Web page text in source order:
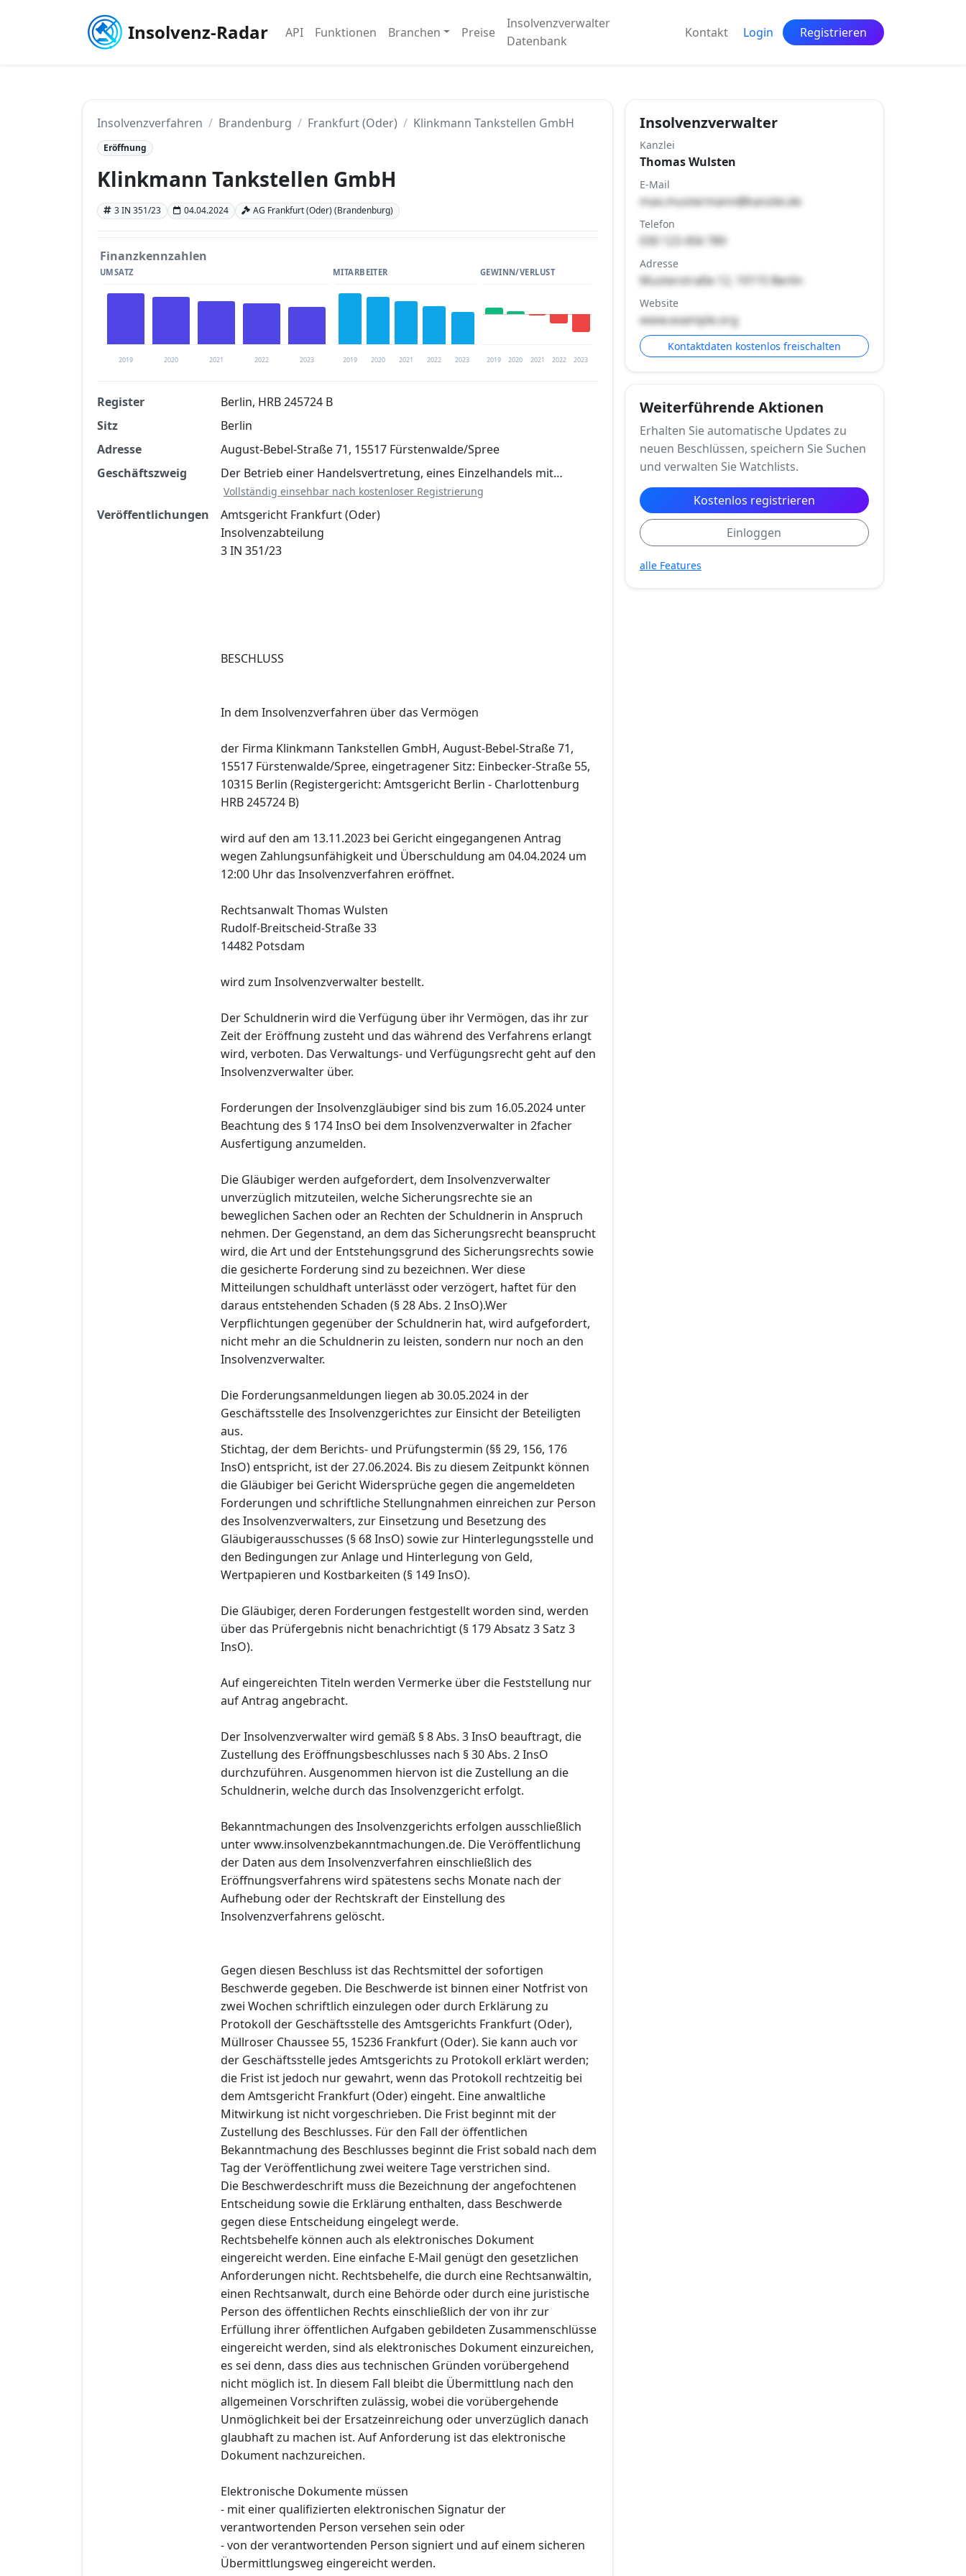
Insolvenz-Radar API Funktionen Branchen Preise
Insolvenzverwalter
Datenbank
Kontakt Login Registrieren
Insolvenzverfahren Brandenburg Frankfurt (Oder) Klinkmann Tankstellen GmbH
Eröffnung
Klinkmann Tankstellen GmbH
3 IN 351/23 04.04.2024 AG Frankfurt (Oder) (Brandenburg)
Finanzkennzahlen
UMSATZ
2019 2020 2021 2022 2023
MITARBEITER
2019 2020 2021 2022 2023
GEWINN/VERLUST
2019 2020 2021 2022 2023
Finanzkennzahlen nach kostenloser Registrierung verfügbar
Jetzt kostenlos registrieren
Register
Berlin, HRB 245724 B
Sitz
Berlin
Adresse
August-Bebel-Straße 71, 15517 Fürstenwalde/Spree
Geschäftszweig
Der Betrieb einer Handelsvertretung, eines Einzelhandels mit…
Vollständig einsehbar nach kostenloser Registrierung
Veröffentlichungen
Amtsgericht Frankfurt (Oder)
Insolvenzabteilung
3 IN 351/23
BESCHLUSS
In dem Insolvenzverfahren über das Vermögen
der Firma Klinkmann Tankstellen GmbH, August-Bebel-Straße 71,
15517 Fürstenwalde/Spree, eingetragener Sitz: Einbecker-Straße 55,
10315 Berlin (Registergericht: Amtsgericht Berlin - Charlottenburg
HRB 245724 B)
wird auf den am 13.11.2023 bei Gericht eingegangenen Antrag
wegen Zahlungsunfähigkeit und Überschuldung am 04.04.2024 um
12:00 Uhr das Insolvenzverfahren eröffnet.
Rechtsanwalt Thomas Wulsten
Rudolf-Breitscheid-Straße 33
14482 Potsdam
wird zum Insolvenzverwalter bestellt.
Der Schuldnerin wird die Verfügung über ihr Vermögen, das ihr zur
Zeit der Eröffnung zusteht und das während des Verfahrens erlangt
wird, verboten. Das Verwaltungs- und Verfügungsrecht geht auf den
Insolvenzverwalter über.
Forderungen der Insolvenzgläubiger sind bis zum 16.05.2024 unter
Beachtung des § 174 InsO bei dem Insolvenzverwalter in 2facher
Ausfertigung anzumelden.
Die Gläubiger werden aufgefordert, dem Insolvenzverwalter
unverzüglich mitzuteilen, welche Sicherungsrechte sie an
beweglichen Sachen oder an Rechten der Schuldnerin in Anspruch
nehmen. Der Gegenstand, an dem das Sicherungsrecht beansprucht
wird, die Art und der Entstehungsgrund des Sicherungsrechts sowie
die gesicherte Forderung sind zu bezeichnen. Wer diese
Mitteilungen schuldhaft unterlässt oder verzögert, haftet für den
daraus entstehenden Schaden (§ 28 Abs. 2 InsO).Wer
Verpflichtungen gegenüber der Schuldnerin hat, wird aufgefordert,
nicht mehr an die Schuldnerin zu leisten, sondern nur noch an den
Insolvenzverwalter.
Die Forderungsanmeldungen liegen ab 30.05.2024 in der
Geschäftsstelle des Insolvenzgerichtes zur Einsicht der Beteiligten
aus.
Stichtag, der dem Berichts- und Prüfungstermin (§§ 29, 156, 176
InsO) entspricht, ist der 27.06.2024. Bis zu diesem Zeitpunkt können
die Gläubiger bei Gericht Widersprüche gegen die angemeldeten
Forderungen und schriftliche Stellungnahmen einreichen zur Person
des Insolvenzverwalters, zur Einsetzung und Besetzung des
Gläubigerausschusses (§ 68 InsO) sowie zur Hinterlegungsstelle und
den Bedingungen zur Anlage und Hinterlegung von Geld,
Wertpapieren und Kostbarkeiten (§ 149 InsO).
Die Gläubiger, deren Forderungen festgestellt worden sind, werden
über das Prüfergebnis nicht benachrichtigt (§ 179 Absatz 3 Satz 3
InsO).
Auf eingereichten Titeln werden Vermerke über die Feststellung nur
auf Antrag angebracht.
Der Insolvenzverwalter wird gemäß § 8 Abs. 3 InsO beauftragt, die
Zustellung des Eröffnungsbeschlusses nach § 30 Abs. 2 InsO
durchzuführen. Ausgenommen hiervon ist die Zustellung an die
Schuldnerin, welche durch das Insolvenzgericht erfolgt.
Bekanntmachungen des Insolvenzgerichts erfolgen ausschließlich
unter www.insolvenzbekanntmachungen.de. Die Veröffentlichung
der Daten aus dem Insolvenzverfahren einschließlich des
Eröffnungsverfahrens wird spätestens sechs Monate nach der
Aufhebung oder der Rechtskraft der Einstellung des
Insolvenzverfahrens gelöscht.
Gegen diesen Beschluss ist das Rechtsmittel der sofortigen
Beschwerde gegeben. Die Beschwerde ist binnen einer Notfrist von
zwei Wochen schriftlich einzulegen oder durch Erklärung zu
Protokoll der Geschäftsstelle des Amtsgerichts Frankfurt (Oder),
Müllroser Chaussee 55, 15236 Frankfurt (Oder). Sie kann auch vor
der Geschäftsstelle jedes Amtsgerichts zu Protokoll erklärt werden;
die Frist ist jedoch nur gewahrt, wenn das Protokoll rechtzeitig bei
dem Amtsgericht Frankfurt (Oder) eingeht. Eine anwaltliche
Mitwirkung ist nicht vorgeschrieben. Die Frist beginnt mit der
Zustellung des Beschlusses. Für den Fall der öffentlichen
Bekanntmachung des Beschlusses beginnt die Frist sobald nach dem
Tag der Veröffentlichung zwei weitere Tage verstrichen sind.
Die Beschwerdeschrift muss die Bezeichnung der angefochtenen
Entscheidung sowie die Erklärung enthalten, dass Beschwerde
gegen diese Entscheidung eingelegt werde.
Rechtsbehelfe können auch als elektronisches Dokument
eingereicht werden. Eine einfache E-Mail genügt den gesetzlichen
Anforderungen nicht. Rechtsbehelfe, die durch eine Rechtsanwältin,
einen Rechtsanwalt, durch eine Behörde oder durch eine juristische
Person des öffentlichen Rechts einschließlich der von ihr zur
Erfüllung ihrer öffentlichen Aufgaben gebildeten Zusammenschlüsse
eingereicht werden, sind als elektronisches Dokument einzureichen,
es sei denn, dass dies aus technischen Gründen vorübergehend
nicht möglich ist. In diesem Fall bleibt die Übermittlung nach den
allgemeinen Vorschriften zulässig, wobei die vorübergehende
Unmöglichkeit bei der Ersatzeinreichung oder unverzüglich danach
glaubhaft zu machen ist. Auf Anforderung ist das elektronische
Dokument nachzureichen.
Elektronische Dokumente müssen
- mit einer qualifizierten elektronischen Signatur der
verantwortenden Person versehen sein oder
- von der verantwortenden Person signiert und auf einem sicheren
Übermittlungsweg eingereicht werden.
Insolvenzverwalter
Kanzlei
Thomas Wulsten
E-Mail
max.mustermann@kanzlei.de
Telefon
030 123 456 789
Adresse
Musterstraße 12, 10115 Berlin
Website
www.example.org
Kontaktdaten kostenlos freischalten
Weiterführende Aktionen
Erhalten Sie automatische Updates zu
neuen Beschlüssen, speichern Sie Suchen
und verwalten Sie Watchlists.
Kostenlos registrieren
Einloggen
alle Features